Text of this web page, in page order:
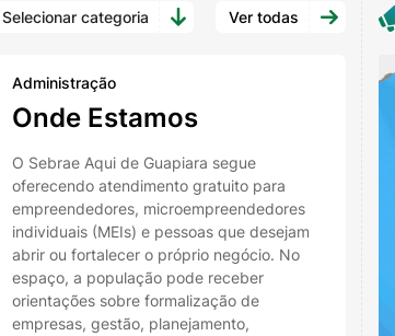
Selecionar categoria Ver todas
Administração
Onde Estamos
O Sebrae Aqui de Guapiara segue
oferecendo atendimento gratuito para
empreendedores, microempreendedores
individuais (MEIs) e pessoas que desejam
abrir ou fortalecer o próprio negócio. No
espaço, a população pode receber
orientações sobre formalização de
empresas, gestão, planejamento,